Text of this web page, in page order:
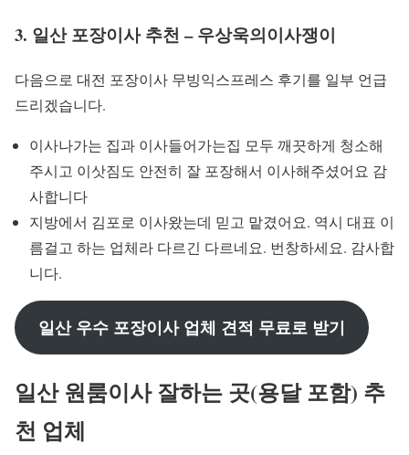
3. 일산 포장이사 추천 – 우상욱의이사쟁이
다음으로 대전 포장이사 무빙익스프레스 후기를 일부 언급
드리겠습니다.
이사나가는 집과 이사들어가는집 모두 깨끗하게 청소해
주시고 이삿짐도 안전히 잘 포장해서 이사해주셨어요 감
사합니다
지방에서 김포로 이사왔는데 믿고 맡겼어요. 역시 대표 이
름걸고 하는 업체라 다르긴 다르네요. 번창하세요. 감사합
니다.
일산 우수 포장이사 업체 견적 무료로 받기
일산 원룸이사 잘하는 곳(용달 포함) 추
천 업체